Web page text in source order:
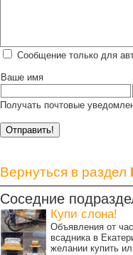
Сообщение только для
Ваше имя
Получать почтовые
Вернуться в раздел
Соседние
Купи слона!
Объявления от
всадника в
желании купить